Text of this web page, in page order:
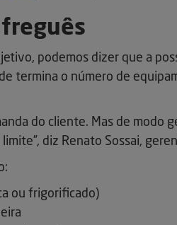
podemos dizer que a
termina o número de
do cliente. Mas de modo
diz Renato Sossai,
ou frigorificado)